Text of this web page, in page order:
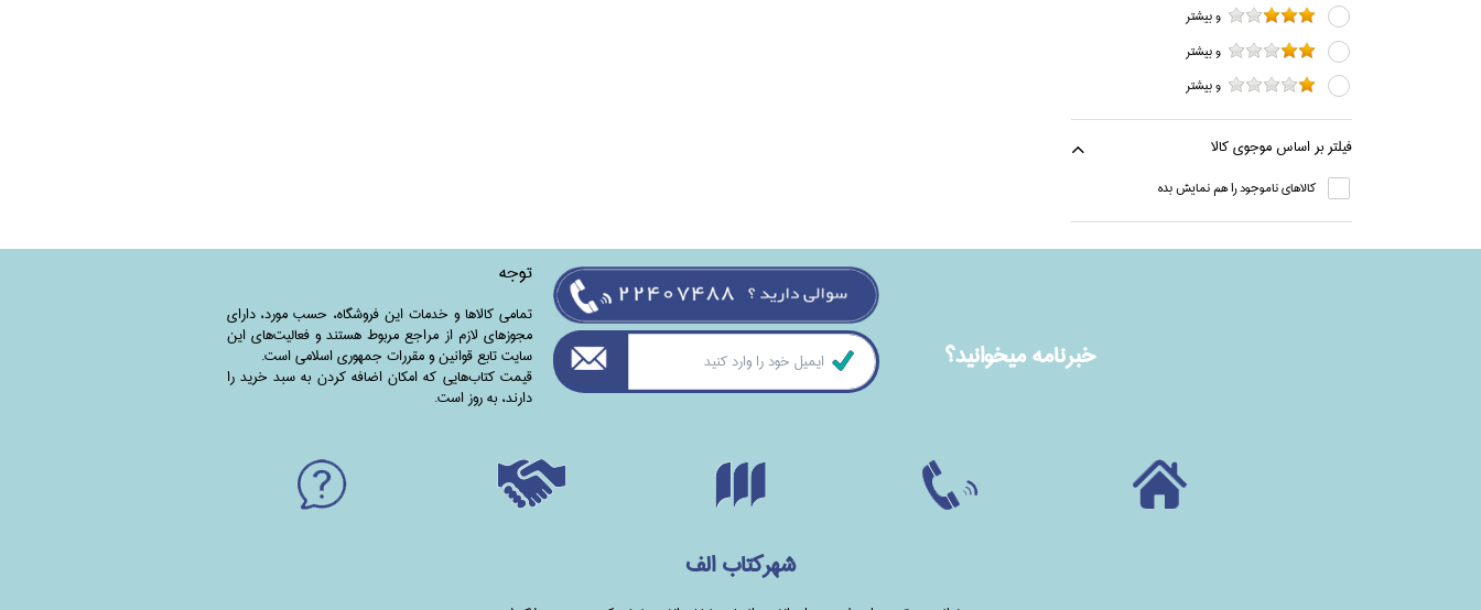
و بيشتر
و بيشتر
و بيشتر
فيلتر بر اساس موجوي كالا
كالاهاي ناموجود را هم نمايش بده
خبرنامه ميخوانيد؟
توجه
تمامی‌ کالاها و خدمات این فروشگاه، حسب مورد،‌ دارای
مجوزهای لازم از مراجع مربوط هستند ‌و‌‌ فعالیت‌های این
سایت تابع قوانین و مقررات جمهوری اسلامی است.
قیمت کتاب‌هایی که امکان اضافه کردن به سبد خرید را
دارند،‌ به روز است.
شهرکتاب الف